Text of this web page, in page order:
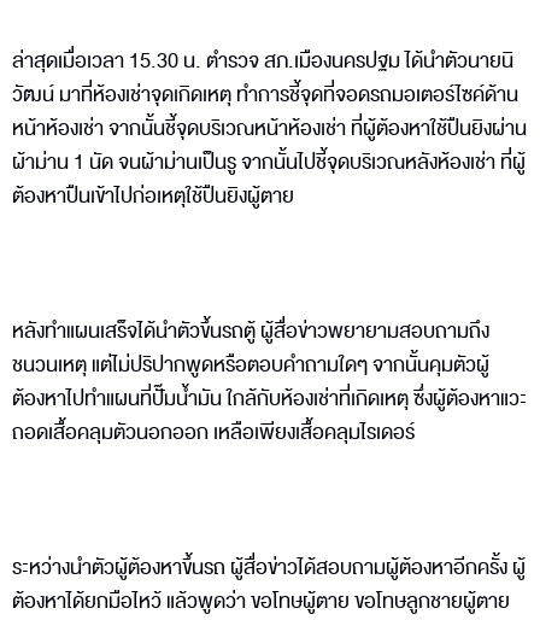
ล่าสุดเมื่อเวลา 15.30 น. ตำรวจ สภ.เมืองนครปฐม ได้นำตัวนายนิ
วัฒน์ มาที่ห้องเช่าจุดเกิดเหตุ ทำการชี้จุดที่จอดรถมอเตอร์ไซค์ด้าน
หน้าห้องเช่า จากนั้นชี้จุดบริเวณหน้าห้องเช่า ที่ผู้ต้องหาใช้ปืนยิงผ่าน
ผ้าม่าน 1 นัด จนผ้าม่านเป็นรู จากนั้นไปชี้จุดบริเวณหลังห้องเช่า ที่ผู้
ต้องหาปืนเข้าไปก่อเหตุใช้ปืนยิงผู้ตาย
หลังทำแผนเสร็จได้นำตัวขึ้นรถตู้ ผู้สื่อข่าวพยายามสอบถามถึง
ชนวนเหตุ แต่ไม่ปริปากพูดหรือตอบคำถามใดๆ จากนั้นคุมตัวผู้
ต้องหาไปทำแผนที่ปั๊มน้ำมัน ใกล้กับห้องเช่าที่เกิดเหตุ ซึ่งผู้ต้องหาแวะ
ถอดเสื้อคลุมตัวนอกออก เหลือเพียงเสื้อคลุมไรเดอร์
ระหว่างนำตัวผู้ต้องหาขึ้นรถ ผู้สื่อข่าวได้สอบถามผู้ต้องหาอีกครั้ง ผู้
ต้องหาได้ยกมือไหว้ แล้วพูดว่า ขอโทษผู้ตาย ขอโทษลูกชายผู้ตาย